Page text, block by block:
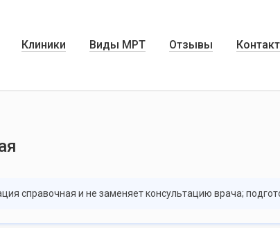
Клиники Виды МРТ Отзывы
справочная и не заменяет консультацию врача;